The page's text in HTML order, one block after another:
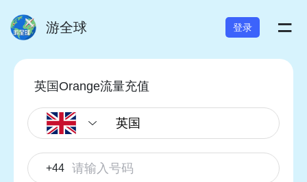
游全球 登录 =
英国Orange流量充值
+44